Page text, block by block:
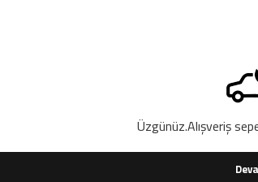
Üzgünüz.Alışveriş